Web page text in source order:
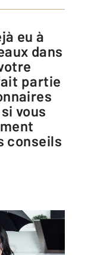
dans
partie
vous
conseils